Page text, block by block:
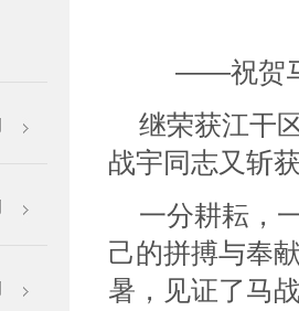
——祝贺
继荣获江干
战宇同志又斩
一分耕耘，
己的拼搏与奉
暑，见证了马